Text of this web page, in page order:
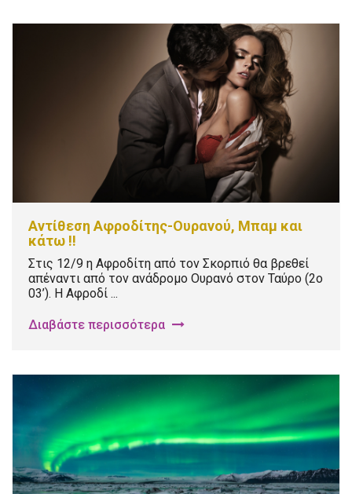
Αντίθεση Αφροδίτης-Ουρανού, Μπαμ και
κάτω !!
Στις 12/9 η Αφροδίτη από τον Σκορπιό θα βρεθεί
απέναντι από τον ανάδρομο Ουρανό στον Ταύρο (2ο
03’). Η Αφροδί ...
Διαβάστε περισσότερα